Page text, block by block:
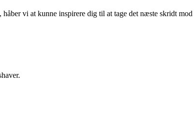
vi at kunne inspirere dig til at tage det næste skridt mod